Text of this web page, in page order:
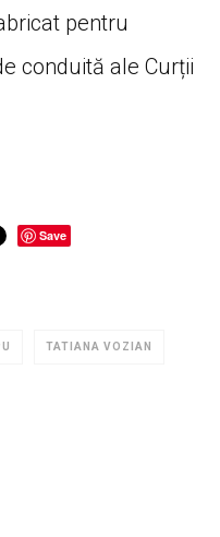
pentru
conduită ale Curții
Save
TATIANA VOZIAN